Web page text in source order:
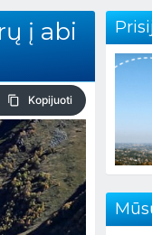
į abi
Kopijuoti